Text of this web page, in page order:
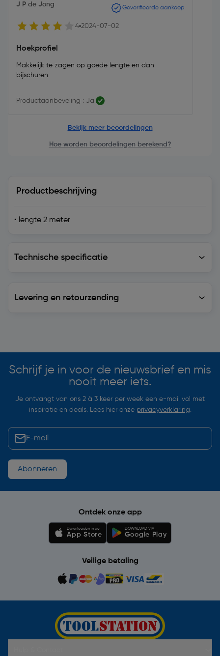
J P de Jong Geverifieerde aankoop
4 2024-07-02
Hoekprofiel
Makkelijk te zagen op goede lengte en dan
bijschuren
Productaanbeveling : Ja
Bekijk meer beoordelingen
Hoe worden beoordelingen berekend?
Productbeschrijving
• lengte 2 meter
Technische specificatie
Levering en retourzending
Schrijf je in voor de nieuwsbrief en mis
nooit meer iets.
Je ontvangt van ons 2 à 3 keer per week een e-mail vol met
inspiratie en deals. Lees hier onze privacyverklaring.
Abonneren
Ontdek onze app
Downloaden in de
App Store
DOWNLOAD VIA
Google Play
Veilige betaling